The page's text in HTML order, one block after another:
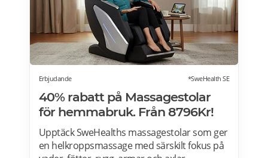
Erbjudande *SweHealth SE
40% rabatt på Massagestolar
för hemmabruk. Från 8796Kr!
Upptäck SweHealths massagestolar som ger
en helkroppsmassage med särskilt fokus på